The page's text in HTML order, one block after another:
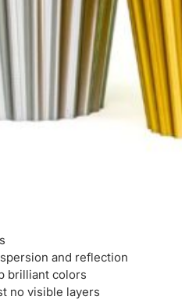
and reflection
brilliant colors
no visible layers